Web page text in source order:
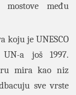
među
koju je UNESCO
a još 1997.
mira kao niz
sve vrste